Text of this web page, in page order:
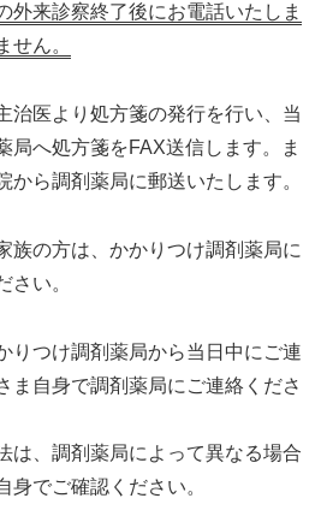
来診察終了後にお電話いたしま
せん。
医より処方箋の発行を行い、当
局へ処方箋をFAX送信します。ま
から調剤薬局に郵送いたします。
の方は、かかりつけ調剤薬局に
さい。
りつけ調剤薬局から当日中にご連
ま自身で調剤薬局にご連絡くださ
は、調剤薬局によって異なる場合
身でご確認ください。